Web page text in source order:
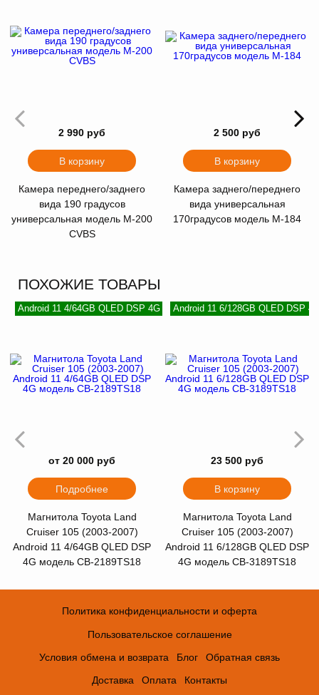
2 990 руб
В корзину
Камера переднего/заднего
вида 190 градусов
универсальная модель M-200
CVBS
2 500 руб
В корзину
Камера заднего/переднего
вида универсальная
170градусов модель М-184
ПОХОЖИЕ ТОВАРЫ
Android 11 4/64GB QLED DSP 4G
от 20 000 руб
Подробнее
Магнитола Toyota Land
Cruiser 105 (2003-2007)
Android 11 4/64GB QLED DSP
4G модель CB-2189TS18
Android 11 6/128GB QLED DSP
23 500 руб
В корзину
Магнитола Toyota Land
Cruiser 105 (2003-2007)
Android 11 6/128GB QLED DSP
4G модель CB-3189TS18
Политика конфиденциальности и оферта
Пользовательское соглашение
Условия обмена и возврата Блог Обратная связь
Доставка Оплата Контакты